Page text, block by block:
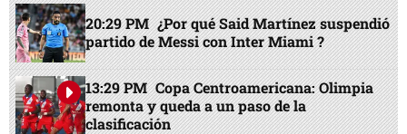
20:29 PM ¿Por qué Said Martínez suspendió
partido de Messi con Inter Miami ?
13:29 PM Copa Centroamericana: Olimpia
remonta y queda a un paso de la
clasificación